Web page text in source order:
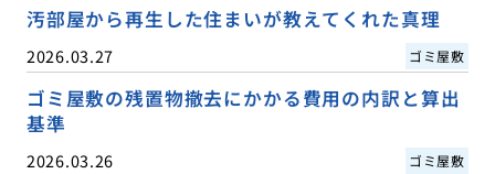
汚部屋から再生した住まいが教えてくれた真理
2026.03.27 ゴミ屋敷
ゴミ屋敷の残置物撤去にかかる費用の内訳と算出
基準
2026.03.26 ゴミ屋敷